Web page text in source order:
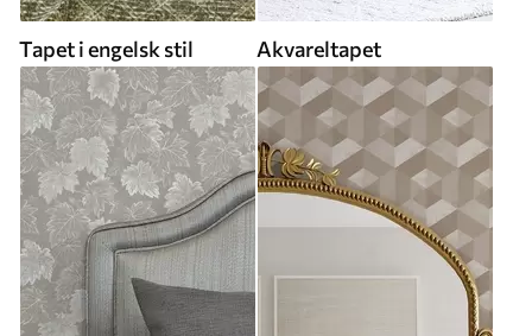
Tapet i engelsk stil Akvareltapet